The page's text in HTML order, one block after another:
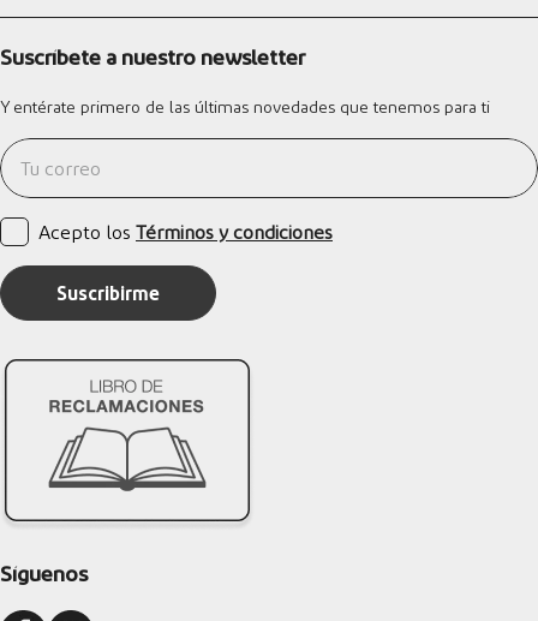
Suscríbete a nuestro newsletter
Y entérate primero de las últimas novedades que tenemos para ti
Acepto los Términos y condiciones
Suscribirme
Síguenos